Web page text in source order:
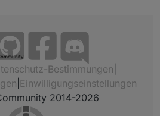
Bestimmungen
Einwilligungseinstellungen
2014-2026